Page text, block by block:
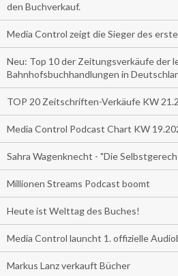
den Buchverkauf.
Media Control zeigt die Sieger des
Neu: Top 10 der Zeitungsverkäufe der
Bahnhofsbuchhandlungen in
TOP 20 Zeitschriften-Verkäufe KW
Media Control Podcast Chart KW
Sahra Wagenknecht - "Die
Millionen Streams Podcast boomt
Heute ist Welttag des Buches!
Media Control launcht 1. offizielle
Markus Lanz verkauft Bücher